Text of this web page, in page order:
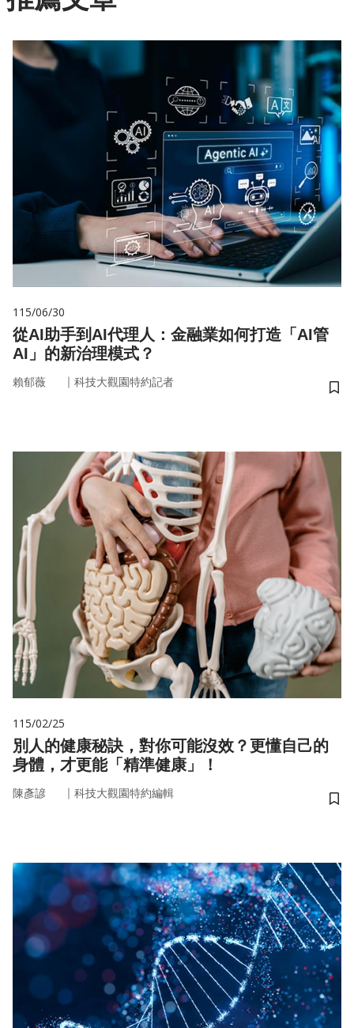
115/06/30
從AI助手到AI代理人：金融業如何打造「AI管
AI」的新治理模式？
賴郁薇 ｜ 科技大觀園特約記者
儲
115/02/25
別人的健康秘訣，對你可能沒效？更懂自己的
身體，才更能「精準健康」！
陳彥諺 ｜ 科技大觀園特約編輯
儲